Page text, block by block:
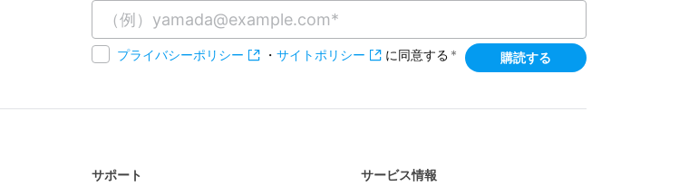
プライバシーポリシー ・ サイトポリシー に同意する *
サポート サービス情報